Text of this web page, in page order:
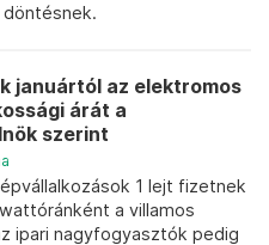
januártól az elektromos
árát a
szerint
1 lejt fizetnek
a villamos
ipari nagyfogyasztók pedig